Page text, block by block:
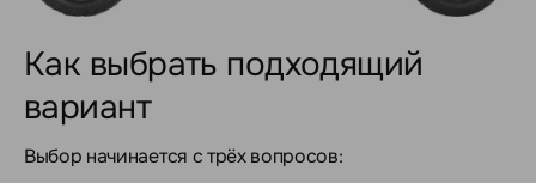
Как выбрать подходящий
вариант
Выбор начинается с трёх вопросов: